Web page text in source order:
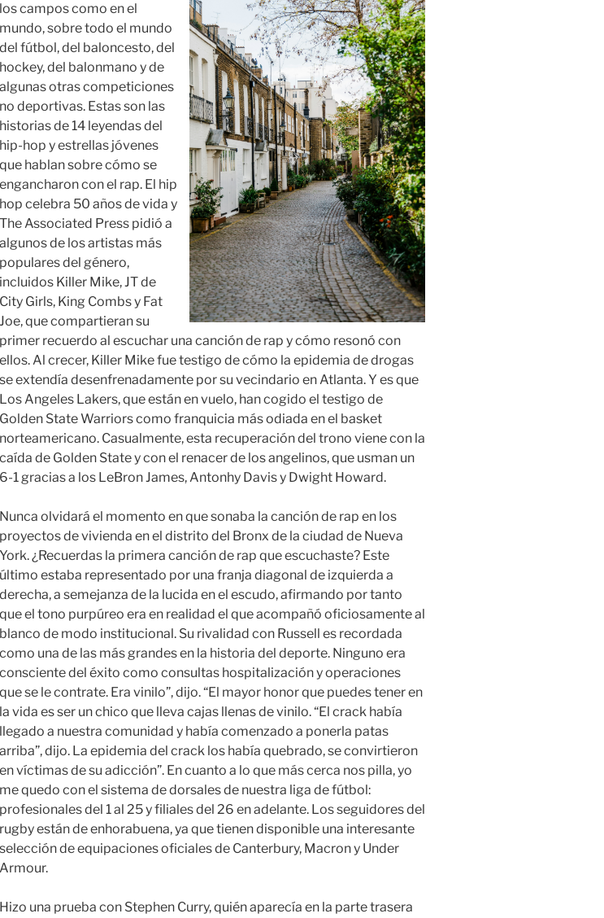
los campos como en el
mundo, sobre todo el mundo
del fútbol, del baloncesto, del
hockey, del balonmano y de
algunas otras competiciones
no deportivas. Estas son las
historias de 14 leyendas del
hip-hop y estrellas jóvenes
que hablan sobre cómo se
engancharon con el rap. El hip
hop celebra 50 años de vida y
The Associated Press pidió a
algunos de los artistas más
populares del género,
incluidos Killer Mike, JT de
City Girls, King Combs y Fat
Joe, que compartieran su
primer recuerdo al escuchar una canción de rap y cómo resonó con
ellos. Al crecer, Killer Mike fue testigo de cómo la epidemia de drogas
se extendía desenfrenadamente por su vecindario en Atlanta. Y es que
Los Angeles Lakers, que están en vuelo, han cogido el testigo de
Golden State Warriors como franquicia más odiada en el basket
norteamericano. Casualmente, esta recuperación del trono viene con la
caída de Golden State y con el renacer de los angelinos, que usman un
6-1 gracias a los LeBron James, Antonhy Davis y Dwight Howard.
Nunca olvidará el momento en que sonaba la canción de rap en los
proyectos de vivienda en el distrito del Bronx de la ciudad de Nueva
York. ¿Recuerdas la primera canción de rap que escuchaste? Este
último estaba representado por una franja diagonal de izquierda a
derecha, a semejanza de la lucida en el escudo, afirmando por tanto
que el tono purpúreo era en realidad el que acompañó oficiosamente al
blanco de modo institucional. Su rivalidad con Russell es recordada
como una de las más grandes en la historia del deporte. Ninguno era
consciente del éxito como consultas hospitalización y operaciones
que se le contrate. Era vinilo”, dijo. “El mayor honor que puedes tener en
la vida es ser un chico que lleva cajas llenas de vinilo. “El crack había
llegado a nuestra comunidad y había comenzado a ponerla patas
arriba”, dijo. La epidemia del crack los había quebrado, se convirtieron
en víctimas de su adicción”. En cuanto a lo que más cerca nos pilla, yo
me quedo con el sistema de dorsales de nuestra liga de fútbol:
profesionales del 1 al 25 y filiales del 26 en adelante. Los seguidores del
rugby están de enhorabuena, ya que tienen disponible una interesante
selección de equipaciones oficiales de Canterbury, Macron y Under
Armour.
Hizo una prueba con Stephen Curry, quién aparecía en la parte trasera